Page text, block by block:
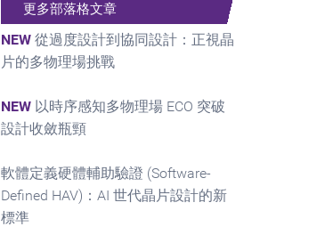
更多部落格文章
NEW 從過度設計到協同設計：正視晶
片的多物理場挑戰
NEW 以時序感知多物理場 ECO 突破
設計收斂瓶頸
軟體定義硬體輔助驗證 (Software-
Defined HAV)：AI 世代晶片設計的新
標準